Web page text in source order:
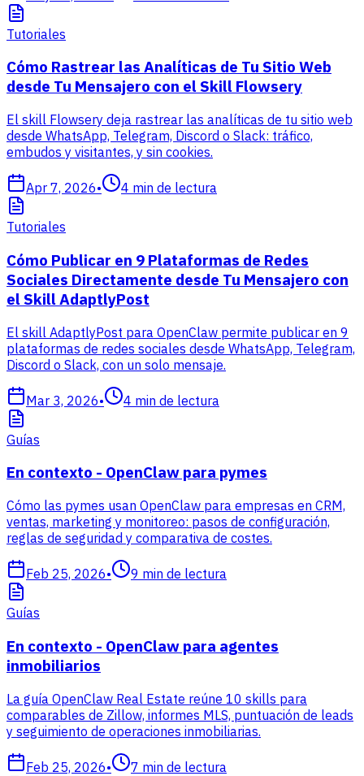
Tutoriales
Cómo Rastrear las Analíticas de Tu Sitio Web
desde Tu Mensajero con el Skill Flowsery
El skill Flowsery deja rastrear las analíticas de tu sitio web
desde WhatsApp, Telegram, Discord o Slack: tráfico,
embudos y visitantes, y sin cookies.
Apr 7, 2026• 4 min de lectura
Tutoriales
Cómo Publicar en 9 Plataformas de Redes
Sociales Directamente desde Tu Mensajero con
el Skill AdaptlyPost
El skill AdaptlyPost para OpenClaw permite publicar en 9
plataformas de redes sociales desde WhatsApp, Telegram,
Discord o Slack, con un solo mensaje.
Mar 3, 2026• 4 min de lectura
Guías
En contexto - OpenClaw para pymes
Cómo las pymes usan OpenClaw para empresas en CRM,
ventas, marketing y monitoreo: pasos de configuración,
reglas de seguridad y comparativa de costes.
Feb 25, 2026• 9 min de lectura
Guías
En contexto - OpenClaw para agentes
inmobiliarios
La guía OpenClaw Real Estate reúne 10 skills para
comparables de Zillow, informes MLS, puntuación de leads
y seguimiento de operaciones inmobiliarias.
Feb 25, 2026• 7 min de lectura